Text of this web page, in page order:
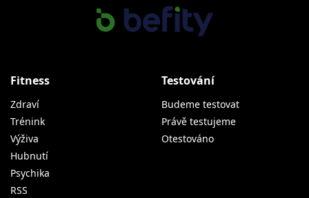
Fitness
Zdraví
Trénink
Výživa
Hubnutí
Psychika
RSS
Testování
Budeme testovat
Právě testujeme
Otestováno